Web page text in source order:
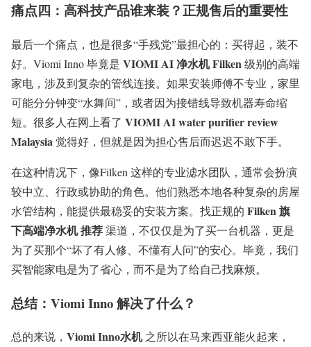
痛点四：高科技产品谁来装？正规售后的重要性
最后一个痛点，也是很多“手残党”最担心的：买得起，装不
好。Viomi Inno 毕竟是 VIOMI AI 净水机 Filken级别的高端
家电，涉及到复杂的管线连接。如果安装师傅不专业，家里
可能分分钟变“水舞间”，或者因为接错线导致机器寿命缩
短。很多人在网上看了 VIOMI AI water purifier review
Malaysia觉得好，但就是因为担心售后而迟迟不敢下手。
在这种情况下，像Filken 这样的专业滤水团队，通常会扮演
较中立、行政或协助的角色。他们熟悉本地各种复杂的房屋
水管结构，能提供最稳妥的安装方案。找正规的 Filken 旗
下高端净水机 推荐渠道，不仅仅是为了买一台机器，更是
为了买那个“坏了有人修、不懂有人问”的安心。毕竟，我们
买智能家电是为了省心，而不是为了给自己找麻烦。
总结：Viomi Inno 解决了什么？
总的来说， Viomi Inno水机之所以在马来西亚能火起来，